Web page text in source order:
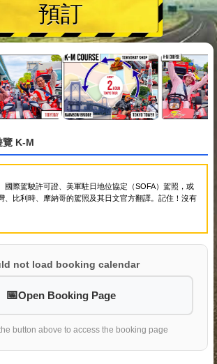
預訂
覽 K-M
國際駕駛許可證、美軍駐日地位協定（SOFA）駕照，或
、比利時、摩納哥的駕照及其日文官方翻譯。記住！沒有
not load booking calendar
Open Booking Page
button above to access the booking page